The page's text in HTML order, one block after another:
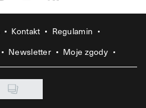
Kontakt
Regulamin
Newsletter Moje zgody